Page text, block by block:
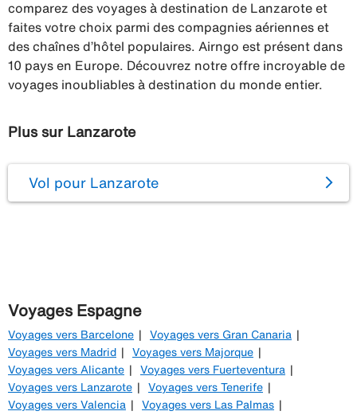
comparez des voyages à destination de Lanzarote et
faites votre choix parmi des compagnies aériennes et
des chaînes d’hôtel populaires. Airngo est présent dans
10 pays en Europe. Découvrez notre offre incroyable de
voyages inoubliables à destination du monde entier.
Plus sur Lanzarote
Vol pour Lanzarote
Voyages Espagne
Voyages vers Barcelone
Voyages vers Gran Canaria
Voyages vers Madrid
Voyages vers Majorque
Voyages vers Alicante
Voyages vers Fuerteventura
Voyages vers Lanzarote
Voyages vers Tenerife
Voyages vers Valencia
Voyages vers Las Palmas